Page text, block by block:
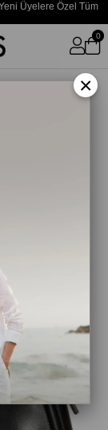
Üyelere Özel Tüm
0
×